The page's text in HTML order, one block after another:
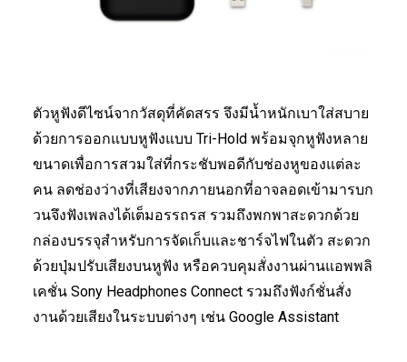
ตัวหูฟังดีไซน์จากวัสดุที่คัดสรร จึงมีน้ำหนักเบาใส่สบาย
ด้วยการออกแบบหูฟังแบบ Tri-Hold พร้อมจุกหูฟังหลาย
ขนาดเพื่อการสวมใส่ที่กระชับพอดีกับช่องหูของแต่ละ
คน ลดช่องว่างที่เสียงจากภายนอกที่อาจลอดเข้ามารบก
วนจึงฟังเพลงได้เต็มอรรถรส รวมถึงพกพาสะดวกด้วย
กล่องบรรจุสำหรับการจัดเก็บและชาร์จไฟในตัว สะดวก
ด้วยปุ่มปรับเสียงบนหูฟัง หรือควบคุมสั่งงานผ่านแอพพลิ
เคชั่น Sony Headphones Connect รวมถึงฟังก์ชั่นสั่ง
งานด้วยเสียงในระบบต่างๆ เช่น Google Assistant